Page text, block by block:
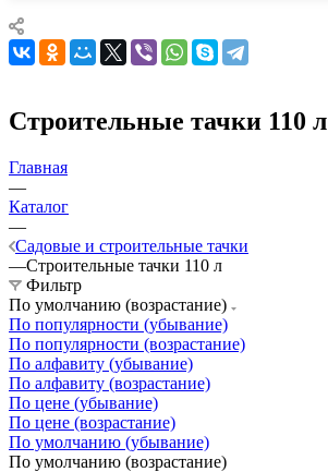
Строительные тачки 110 л
Главная
—
Каталог
—
Садовые и строительные тачки
—Строительные тачки 110 л
Фильтр
По умолчанию (возрастание)
По популярности (убывание)
По популярности (возрастание)
По алфавиту (убывание)
По алфавиту (возрастание)
По цене (убывание)
По цене (возрастание)
По умолчанию (убывание)
По умолчанию (возрастание)